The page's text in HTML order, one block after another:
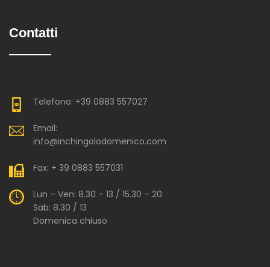
Contatti
Telefono: +39 0883 557027
Email:
info@inchingolodomenico.com
Fax: + 39 0883 557031
Lun – Ven: 8.30 – 13 / 15.30 – 20
Sab: 8.30 / 13
Domenica chiuso